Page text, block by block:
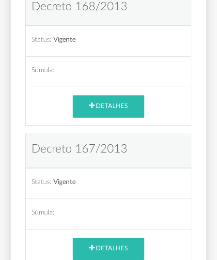
Decreto 168/2013
Status: Vigente
Súmula:
DETALHES
Decreto 167/2013
Status: Vigente
Súmula:
DETALHES